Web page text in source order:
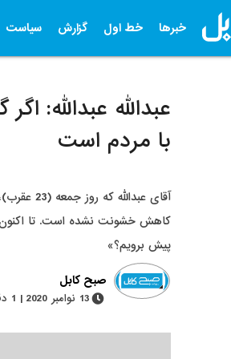
خبرها خط اول گزارش سیاست
عبدالله عبدالله:
با مردم است
آقای
کاهش خشونت نشده است. تا اکنون
پیش برویم؟»
صبح کابل
13 نوامبر 2020 | 1 دقیقه